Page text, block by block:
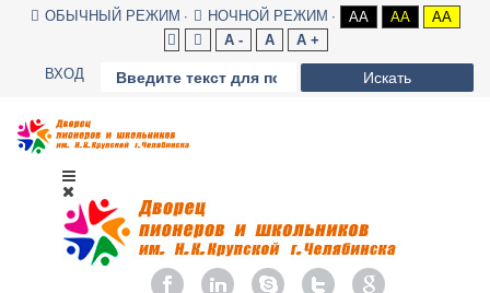
ОБЫЧНЫЙ РЕЖИМ НОЧНОЙ РЕЖИМ AA AA
AA
A -
A A +
Искать
ВХОД